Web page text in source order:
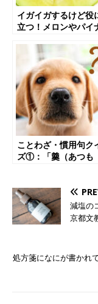
イガイガするけど役
立つ！メロンやパイ
ことわざ・慣用句ク
ズ①：「羹（あつも
は？
減塩の
京都文
処方箋になにが書かれ